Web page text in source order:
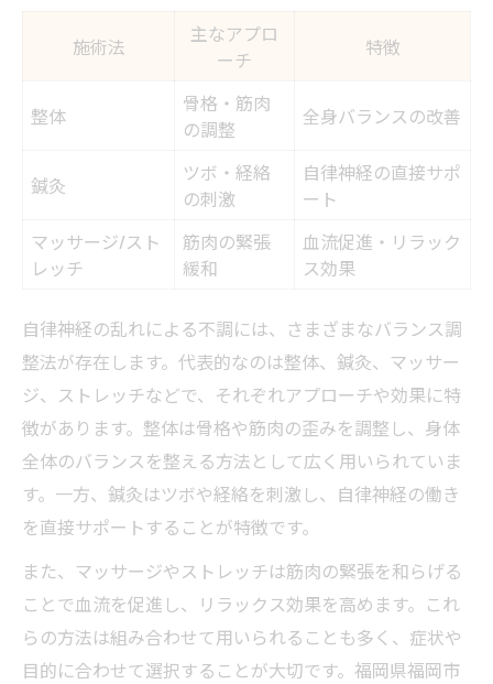
施術法
主なアプロ
ーチ
特徴
整体
骨格・筋肉
の調整
全身バランスの改善
鍼灸
ツボ・経絡
の刺激
自律神経の直接サポ
ート
マッサージ/スト
レッチ
筋肉の緊張
緩和
血流促進・リラック
ス効果
自律神経の乱れによる不調には、さまざまなバランス調
整法が存在します。代表的なのは整体、鍼灸、マッサー
ジ、ストレッチなどで、それぞれアプローチや効果に特
徴があります。整体は骨格や筋肉の歪みを調整し、身体
全体のバランスを整える方法として広く用いられていま
す。一方、鍼灸はツボや経絡を刺激し、自律神経の働き
を直接サポートすることが特徴です。
また、マッサージやストレッチは筋肉の緊張を和らげる
ことで血流を促進し、リラックス効果を高めます。これ
らの方法は組み合わせて用いられることも多く、症状や
目的に合わせて選択することが大切です。福岡県福岡市